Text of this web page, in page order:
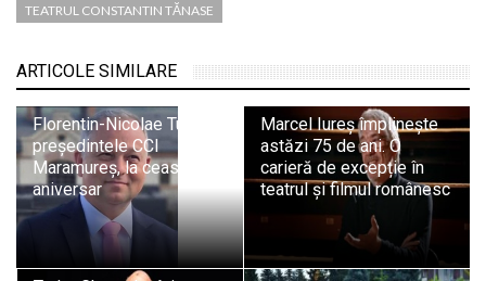
TEATRUL CONSTANTIN TĂNASE
ARTICOLE SIMILARE
Florentin-Nicolae Tuș,
președintele CCI
Maramureș, la ceas
aniversar
Marcel Iureș împlinește
astăzi 75 de ani. O
carieră de excepție în
teatrul și filmul românesc